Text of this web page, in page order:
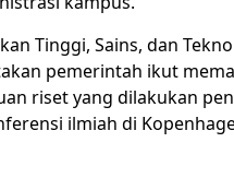
Tinggi, Sains, dan
pemerintah ikut
risetyang dilakukan
ilmiah di